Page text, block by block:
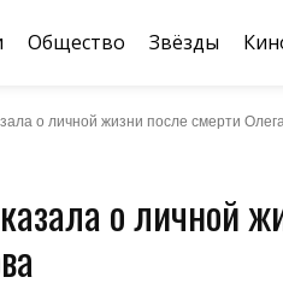
Общество Звёзды
о личной жизни после смерти
о личной